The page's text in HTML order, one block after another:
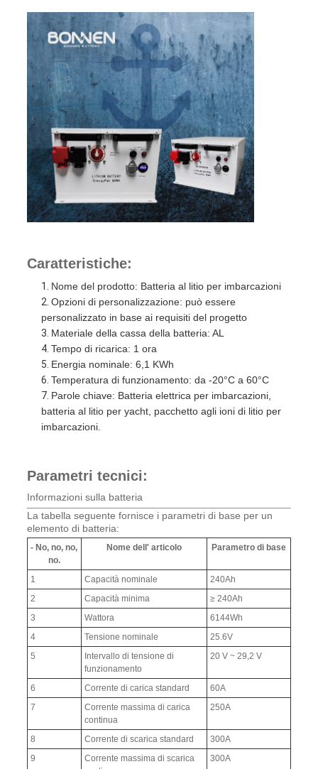
Caratteristiche:
Nome del prodotto: Batteria al litio per imbarcazioni
Opzioni di personalizzazione: può essere
personalizzato in base ai requisiti del progetto
Materiale della cassa della batteria: AL
Tempo di ricarica: 1 ora
Energia nominale: 6,1 KWh
Temperatura di funzionamento: da -20°C a 60°C
Parole chiave: Batteria elettrica per imbarcazioni,
batteria al litio per yacht, pacchetto agli ioni di litio per
imbarcazioni.
Parametri tecnici:
Informazioni sulla batteria
La tabella seguente fornisce i parametri di base per un
elemento di batteria:
- No, no, no,
no.
Nome dell' articolo Parametro di base
1 Capacità nominale
240Ah
2
Capacità minima
≥ 240Ah
3
Wattora
6144Wh
4
Tensione nominale
25.6V
5
Intervallo di tensione di
funzionamento
20 V ~ 29,2 V
6 Corrente di carica standard
60A
7
Corrente massima di carica
continua
250A
8 Corrente di scarica standard
300A
9
Corrente massima di scarica
300A